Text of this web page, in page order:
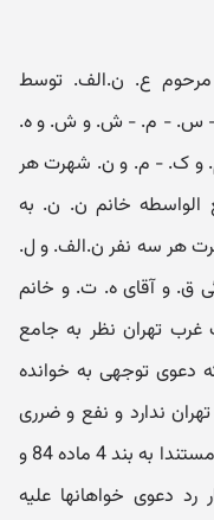
ع. ن.الف. توسط
- س. - م. - ش. و ش. و ه.
و ک. - م. و ن. شهرت هر
خانم ن. ن. به
هر سه نفر ن.الف. و ل.
و آقای ه. ت. و خانم
غرب تهران نظر به جامع
دعوی توجهی به خوانده
ندارد و نفع و ضرری
عاید خوانده موصوف نخواهد شد دادگاه مستندا به بند 4 ماده 84 و
رد دعوی خواهانها علیه